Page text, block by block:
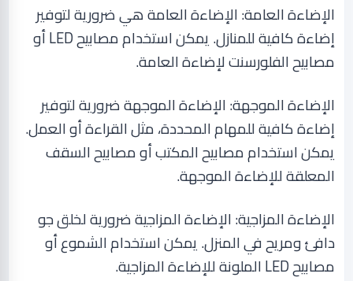
الإضاءة العامة: الإضاءة العامة هي ضرورية لتوفير
إضاءة كافية للمنازل. يمكن استخدام مصابيحLEDأو
مصابيح الفلورسنت لإضاءة العامة.
الإضاءة الموجهة: الإضاءة الموجهة ضرورية لتوفير
إضاءة كافية للمهام المحددة، مثل القراءة أو العمل.
يمكن استخدام مصابيح المكتب أو مصابيح السقف
المعلقة للإضاءة الموجهة.
الإضاءة المزاجية: الإضاءة المزاجية ضرورية لخلق جو
دافئ ومريح في المنزل. يمكن استخدام الشموع أو
مصابيحLEDالملونة للإضاءة المزاجية.